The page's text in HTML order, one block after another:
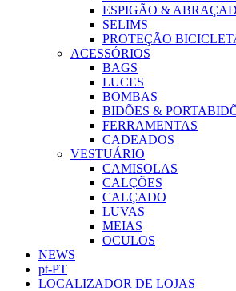
ESPIGÃO &
SELIMS
PROTEÇÃO
ACESSÓRIOS
BAGS
LUCES
BOMBAS
BIDÕES &
FERRAMENTAS
CADEADOS
VESTUÁRIO
CAMISOLAS
CALÇÕES
CALÇADO
LUVAS
MEIAS
OCULOS
NEWS
pt-PT
LOCALIZADOR DE LOJAS